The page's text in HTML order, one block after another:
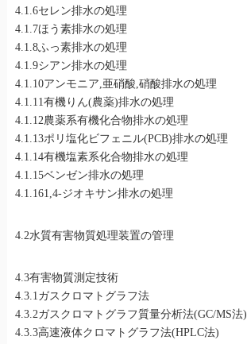
4.1.6セレン排水の処理
4.1.7ほう素排水の処理
4.1.8ふっ素排水の処理
4.1.9シアン排水の処理
4.1.10アンモニア,亜硝酸,硝酸排水の処理
4.1.11有機りん(農薬)排水の処理
4.1.12農薬系有機化合物排水の処理
4.1.13ポリ塩化ビフェニル(PCB)排水の処理
4.1.14有機塩素系化合物排水の処理
4.1.15ベンゼン排水の処理
4.1.161,4-ジオキサン排水の処理
4.2水質有害物質処理装置の管理
4.3有害物質測定技術
4.3.1ガスクロマトグラフ法
4.3.2ガスクロマトグラフ質量分析法(GC/MS法)
4.3.3高速液体クロマトグラフ法(HPLC法)